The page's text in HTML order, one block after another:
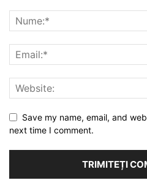
Save my name, email, and
next time I comment.